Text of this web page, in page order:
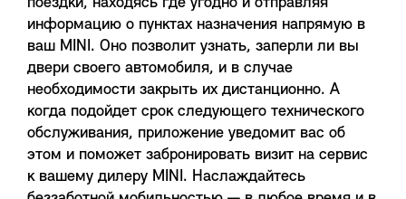
информацию о пунктах назначения напрямую в
ваш MINI. Оно позволит узнать, заперли ли вы
двери своего автомобиля, и в случае
необходимости закрыть их дистанционно. А
когда подойдет срок следующего технического
обслуживания, приложение уведомит вас об
этом и поможет забронировать визит на сервис
к вашему дилеру MINI. Наслаждайтесь